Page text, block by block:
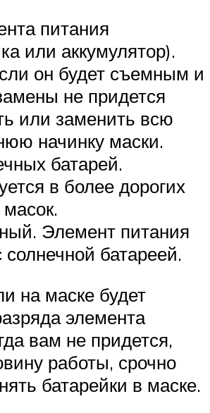
питания
или аккумулятор).
он будет съемным и
не придется
или заменить всю
начинку маски.
батарей.
в более дорогих
Элемент питания
солнечной батареей.
на маске будет
элемента
вам не придется,
работы, срочно
батарейки в маске.